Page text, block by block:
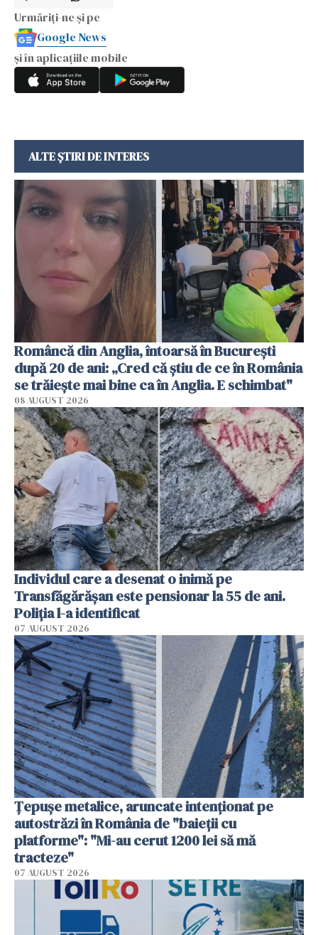
Urmăriți-ne și pe
Google News
și în aplicațiile mobile
ALTE ȘTIRI DE INTERES
Româncă din Anglia, întoarsă în București
după 20 de ani: „Cred că știu de ce în România
se trăiește mai bine ca în Anglia. E schimbat"
08 AUGUST 2026
Individul care a desenat o inimă pe
Transfăgărășan este pensionar la 55 de ani.
Poliția l-a identificat
07 AUGUST 2026
Țepușe metalice, aruncate intenționat pe
autostrăzi în România de "baieții cu
platforme": "Mi-au cerut 1200 lei să mă
tracteze"
07 AUGUST 2026